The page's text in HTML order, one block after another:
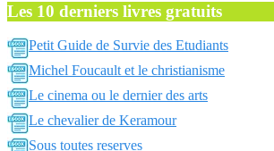
Les 10 derniers livres gratuits
Petit Guide de Survie des Etudiants
Michel Foucault et le christianisme
Le cinema ou le dernier des arts
Le chevalier de Keramour
Sous toutes reserves